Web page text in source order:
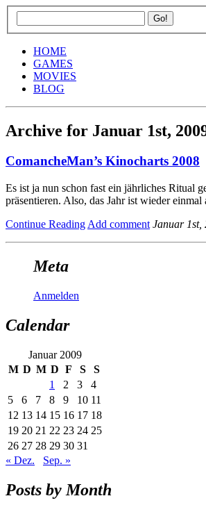
HOME
GAMES
MOVIES
BLOG
Archive for Januar 1st,
ComancheMan’s Kinocharts 2008
Es ist ja nun schon fast ein jährliches Ritual
präsentieren. Also, das Jahr ist wieder
Continue Reading Add comment Januar 1st,
Meta
Anmelden
Calendar
Januar 2009
M D M D F S
S
1
2 3
4
5
6 7 8 9 10 11
12 13 14 15 16 17 18
19 20 21 22 23 24 25
26 27 28 29 30 31
« Dez.
Sep. »
Posts by Month